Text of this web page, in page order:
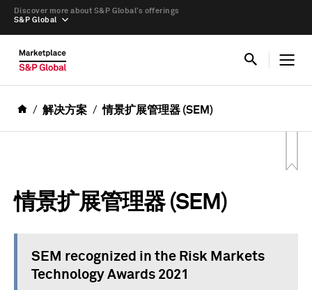
S&P Global
Discover more about S&P Global’s offerings
解决方案 情景扩展管理器 (SEM)
情景扩展管理器 (SEM)
SEM recognized in the Risk Markets
Technology Awards 2021